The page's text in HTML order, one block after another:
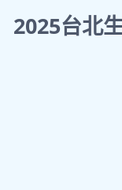
2025台北